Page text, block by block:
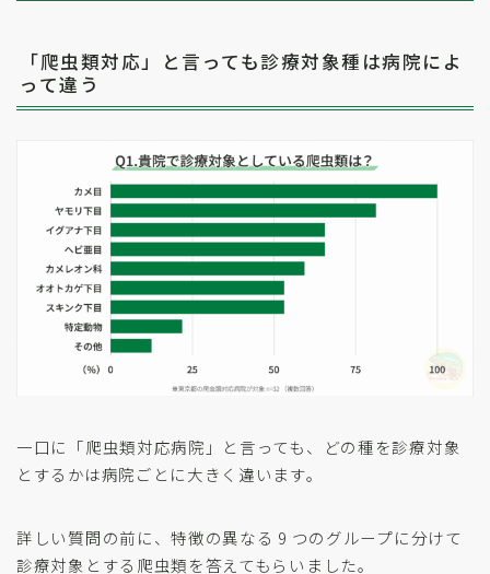
「爬虫類対応」と言っても診療対象種は病院によ
って違う
一口に「爬虫類対応病院」と言っても、どの種を診療対象
とするかは病院ごとに大きく違います。
詳しい質問の前に、特徴の異なる 9 つのグループに分けて
診療対象とする爬虫類を答えてもらいました。